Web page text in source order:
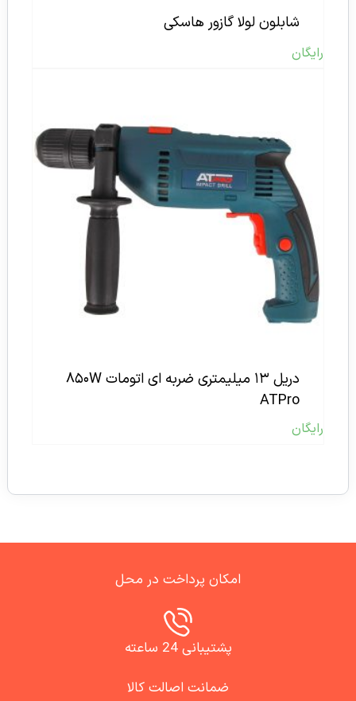
شابلون لولا گازور هاسکی
رایگان
دریل ۱۳ میلیمتری ضربه ای اتومات ۸۵۰W
ATPro
رایگان
امکان پرداخت در محل
پشتیبانی 24 ساعته
ضمانت اصالت کالا